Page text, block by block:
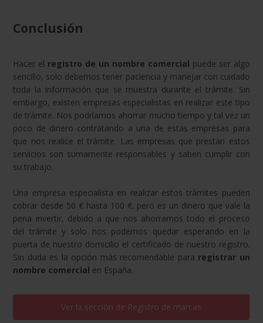
Conclusión
Hacer el registro de un nombre comercial puede ser algo
sencillo, solo debemos tener paciencia y manejar con cuidado
toda la información que se muestra durante el trámite. Sin
embargo, existen empresas especialistas en realizar este tipo
de trámite. Nos podríamos ahorrar mucho tiempo y tal vez un
poco de dinero contratando a una de estas empresas para
que nos realice el trámite. Las empresas que prestan estos
servicios son sumamente responsables y saben cumplir con
su trabajo.
Una empresa especialista en realizar estos trámites pueden
cobrar desde 50 € hasta 100 €, pero es un dinero que vale la
pena invertir, debido a que nos ahorramos todo el proceso
del trámite y solo nos podemos quedar esperando en la
puerta de nuestro domicilio el certificado de nuestro registro.
Sin duda es la opción más recomendable para registrar un
nombre comercial en España.
Ver la sección de Registro de marcas